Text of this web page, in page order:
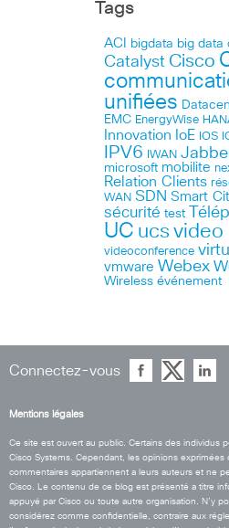
Tags
ACI bigdata big data
Catalyst Cisco
unifiées
EMC EnergyWise
Innovation IoE IOS
IPV6 IWAN
microsoft mobilite
Relation Clients
WAN SDN Smart
sécurité test
UC ucs video
videoconference
vmware Webex
Wireless événement
Connectez-vous
Mentions légales
Ce site est ouvert au public. Certains des individus
Cisco Systems. Cependant, les opinions exprimées
commentaires appartiennent a leurs auteurs et ne
Cisco. Le contenu de ce blog est présenté a titre
appuyé par Cisco ou toute autre organisation. N’y
considérez comme confidentielle, contraire aux